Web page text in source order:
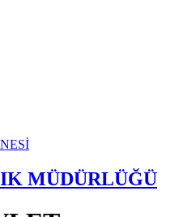
MÜDÜRLÜĞÜ